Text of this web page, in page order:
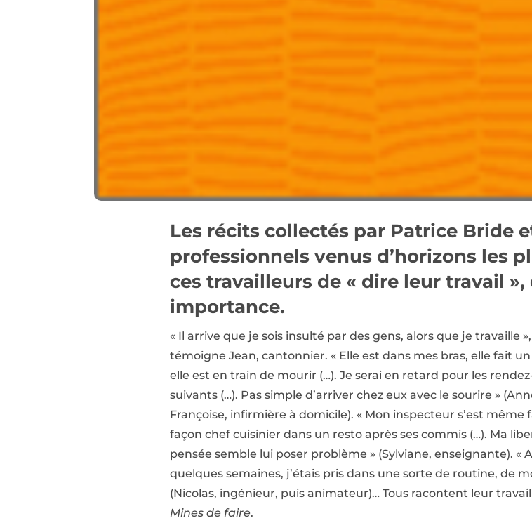
Les récits collectés par Patrice Bride
professionnels venus d’horizons les
ces travailleurs de « dire leur travail »,
importance.
« Il arrive que je sois insulté par des gens, alors que je travaille »,
témoigne Jean, cantonnier. « Elle est dans mes bras, elle fait
elle est en train de mourir (…). Je serai en retard pour les
suivants (…). Pas simple d’arriver chez eux avec le sourire »
Françoise, infirmière à domicile). « Mon inspecteur s’est même
façon chef cuisinier dans un resto après ses commis (…). Ma
pensée semble lui poser problème » (Sylviane, enseignante). «
quelques semaines, j’étais pris dans une sorte de routine, de
(Nicolas, ingénieur, puis animateur)… Tous racontent leur
Mines de faire.